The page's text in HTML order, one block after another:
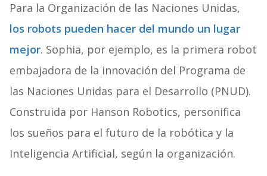
Para la Organización de las Naciones Unidas,
los robots pueden hacer del mundo un lugar
mejor. Sophia, por ejemplo, es la primera robot
embajadora de la innovación del Programa de
las Naciones Unidas para el Desarrollo (PNUD).
Construida por Hanson Robotics, personifica
los sueños para el futuro de la robótica y la
Inteligencia Artificial, según la organización.